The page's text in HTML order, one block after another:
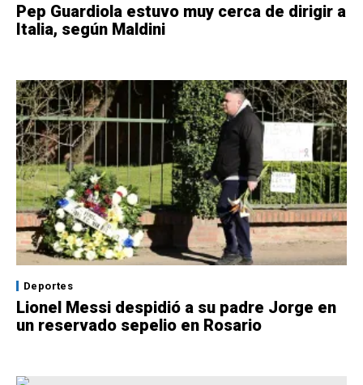
Pep Guardiola estuvo muy cerca de dirigir a
Italia, según Maldini
Deportes
Lionel Messi despidió a su padre Jorge en
un reservado sepelio en Rosario